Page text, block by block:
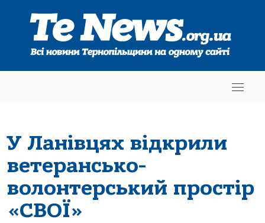
У Ланівцях відкрили
ветерансько-
волонтерський простір
«СВОЇ»